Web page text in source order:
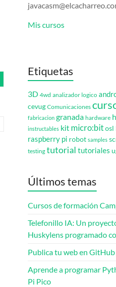
Mis cursos
Etiquetas
3D 4wd analizador logico
cevug Comunicaciones
fabricacion granada hardware
instructables kit micro:bitosl
raspberry pi robot samples
testing tutorial tutoriales
Últimos temas
Cursos de formación
Telefonillo IA: Un
Huskylens programado
Publica tu web en GitHub
Aprende a programar
Pi Pico